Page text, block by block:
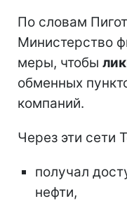
По словам
Министерство
меры, чтобы
обменных
компаний.
Через эти сети
получал
нефти,